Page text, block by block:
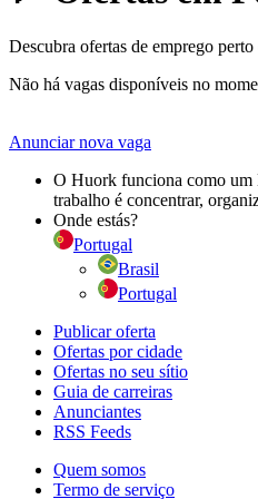
Descubra ofertas de emprego perto
Não há vagas disponíveis no
Anunciar nova vaga
O Huork funciona como um
trabalho é concentrar,
Onde estás?
Portugal
Brasil
Portugal
Publicar oferta
Ofertas por cidade
Ofertas no seu sítio
Guia de carreiras
Anunciantes
RSS Feeds
Quem somos
Termo de serviço